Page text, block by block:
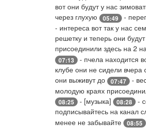
вот они будут у нас
через глухую
05:49 -
- интереса вот так у нас
решетку и теперь они
присоединили здесь на 2
07:13 - пчела находится
клубе они не сидели вчера
они выживут до
07:47 -
молодую краях
08:25 - [музыка] 08:28 -
подписывайтесь на канал
менее не забывайте
08:55